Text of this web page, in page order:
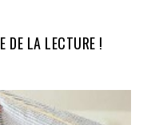
DE LA LECTURE !